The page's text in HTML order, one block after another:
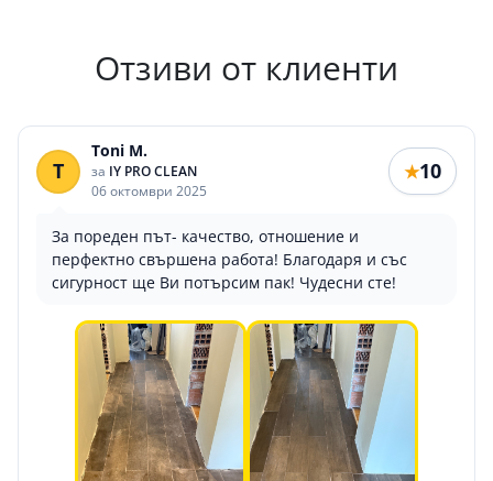
Отзиви от клиенти
T
Toni M.
за IY PRO CLEAN
06 октомври 2025
★10
За пореден път- качество, отношение и
перфектно свършена работа! Благодаря и със
сигурност ще Ви потърсим пак! Чудесни сте!